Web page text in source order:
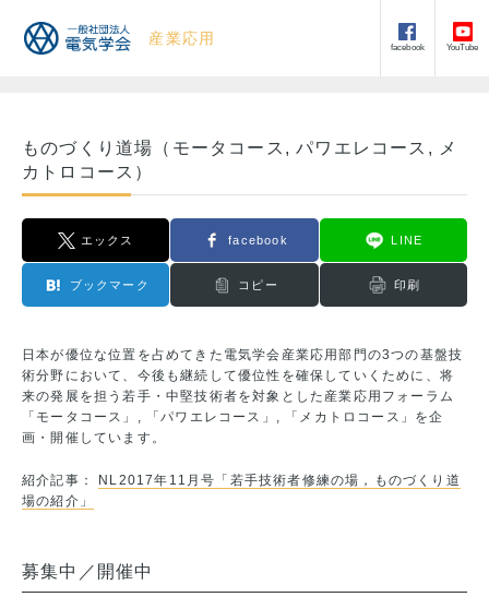
産業応用
facebook YouTube
ものづくり道場（モータコース, パワエレコース, メ
カトロコース）
エックス facebook LINE
ブックマーク コピー 印刷
日本が優位な位置を占めてきた電気学会産業応用部門の3つの基盤技
術分野において、今後も継続して優位性を確保していくために、将
来の発展を担う若手・中堅技術者を対象とした産業応用フォーラム
「モータコース」, 「パワエレコース」, 「メカトロコース」を企
画・開催しています。
紹介記事：
NL2017年11月号「若手技術者修練の場，ものづくり道
場の紹介」
募集中／開催中